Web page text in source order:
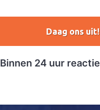
Binnen 24 uur reactie